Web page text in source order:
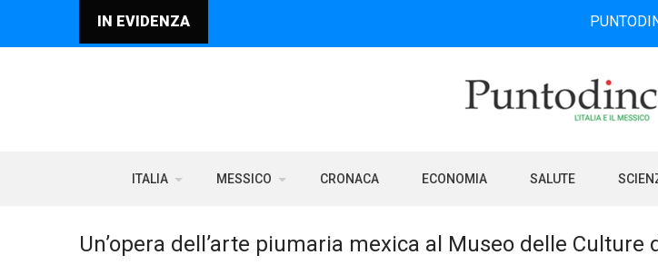
IN EVIDENZA
ITALIA MESSICO CRONACA ECONOMIA SALUTE
Un’opera dell’arte piumaria mexica al Museo delle Culture